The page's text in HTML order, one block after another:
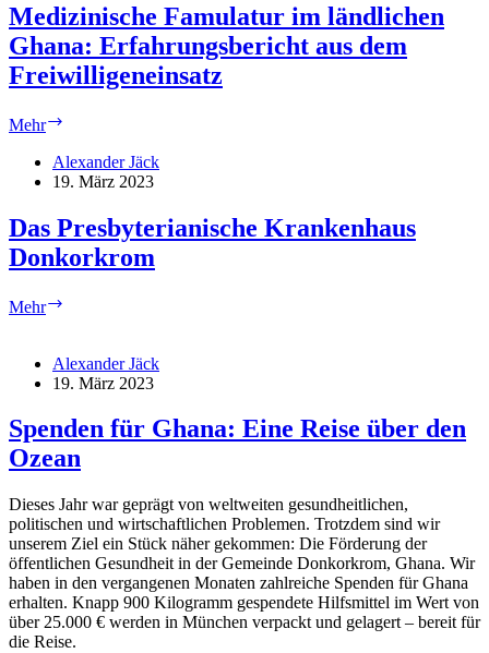
Medizinische Famulatur im ländlichen
Ghana: Erfahrungsbericht aus dem
Freiwilligeneinsatz
Mehr
im
ländlichen
Erfahrungsbericht
aus
dem
Alexander Jäck
19. März 2023
Das Presbyterianische Krankenhaus
Donkorkrom
Mehr
Donkorkrom
Alexander Jäck
19. März 2023
Spenden für Ghana: Eine Reise über den
Ozean
Dieses Jahr war geprägt von weltweiten gesundheitlichen,
politischen und wirtschaftlichen Problemen. Trotzdem sind wir
unserem Ziel ein Stück näher gekommen: Die Förderung der
öffentlichen Gesundheit in der Gemeinde Donkorkrom, Ghana. Wir
haben in den vergangenen Monaten zahlreiche Spenden für Ghana
erhalten. Knapp 900 Kilogramm gespendete Hilfsmittel im Wert von
über 25.000 € werden in München verpackt und gelagert – bereit für
die Reise.